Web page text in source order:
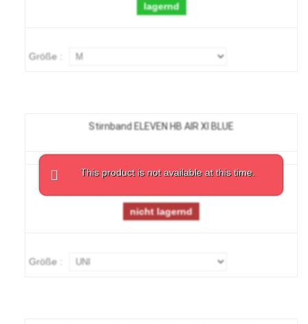
lagernd
Größe :
Stirnband ELEVEN HB AIR XI BLUE
nicht lagernd
Größe :
This product is not available at this time.